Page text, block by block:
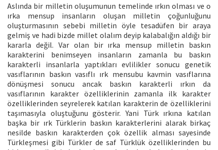
Aslında bir milletin oluşumunun temelinde ırkın olması ve o
ırka mensup insanların oluşan milletin çoğunluğunu
oluşturmasının sebebi milletin öyle tesadüfen bir araya
gelmiş ve hadi bizde millet olalım deyip kalabalığın aldığı bir
kararla değil. Var olan bir ırka mensup milletin baskın
karakterini benimseyen insanların zamanla bu baskın
karakterli insanlarla yaptıkları evlilikler sonucu genetik
vasıflarının baskın vasıflı ırk mensubu kavmin vasıflarına
dönüşmesi sonucu ancak baskın karakterli ırkın da
vasıflarının karakter özelliklerinin zamanla ilk karakter
özelliklerinden seyrelerek katılan karakterin de özelliklerini
taşımasıyla oluştuğunu gösterir. Yani Türk ırkına katılan
başka bir ırk Türklerin baskın karakterlerini alarak birkaç
nesilde baskın karakterden çok özellik alması sayesinde
Türkleşmesi gibi Türkler de saf Türklük özelliklerinden bu